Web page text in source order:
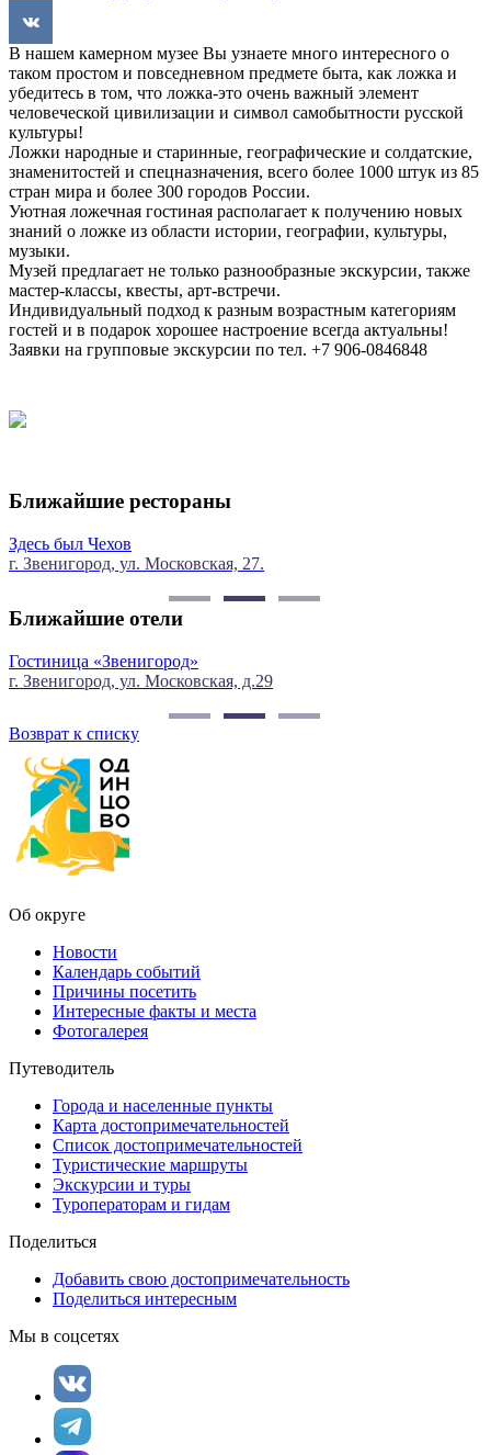
В нашем камерном музее Вы узнаете много интересного о
таком простом и повседневном предмете быта, как ложка и
убедитесь в том, что ложка-это очень важный элемент
человеческой цивилизации и символ самобытности русской
культуры!
Ложки народные и старинные, географические и солдатские,
знаменитостей и спецназначения, всего более 1000 штук из 85
стран мира и более 300 городов России.
Уютная ложечная гостиная располагает к получению новых
знаний о ложке из области истории, географии, культуры,
музыки.
Музей предлагает не только разнообразные экскурсии, также
мастер-классы, квесты, арт-встречи.
Индивидуальный подход к разным возрастным категориям
гостей и в подарок хорошее настроение всегда актуальны!
Заявки на групповые экскурсии по тел. +7 906-0846848
Ближайшие рестораны
г. Звенигород, ул. Московская, д. 18
Ближайшие отели
г. Звенигород, ул. Московская, д.
Возврат к списку
Об округе
Новости
Календарь событий
Причины посетить
Интересные факты и места
Фотогалерея
Путеводитель
Города и населенные пункты
Карта достопримечательностей
Список достопримечательностей
Туристические маршруты
Экскурсии и туры
Туроператорам и гидам
Поделиться
Добавить свою достопримечательность
Поделиться интересным
Мы в соцсетях